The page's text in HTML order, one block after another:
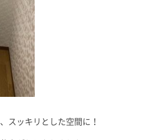
スッキリとした空間に！